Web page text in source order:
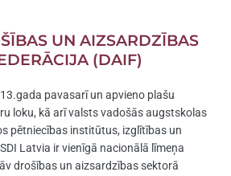
UN AIZSARDZĪBAS
(DAIF)
pavasarī un apvieno plašu
loku, kā arī valsts vadošās augstskolas
pētniecības institūtus, izglītības un
Latvia ir vienīgā nacionālā līmeņa
drošības un aizsardzības sektorā